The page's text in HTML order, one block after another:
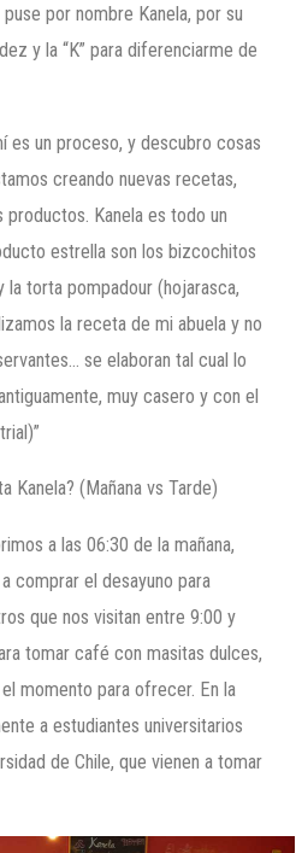
por nombre Kanela, por su
y la “K” para diferenciarme de
es un proceso, y descubro cosas
creando nuevas recetas,
Kanela es todo un
estrella son los bizcochitos
la torta pompadour (hojarasca,
la receta de mi abuela y no
se elaboran tal cual lo
muy casero y con el
Kanela? (Mañana vs Tarde)
a las 06:30 de la mañana,
comprar el desayuno para
que nos visitan entre 9:00 y
tomar café con masitas dulces,
momento para ofrecer. En la
a estudiantes universitarios
de Chile, que vienen a tomar